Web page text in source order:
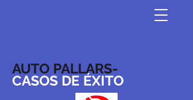
AUTO PALLARS-
CASOS DE ÉXITO